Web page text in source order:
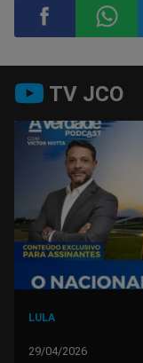
Compartilhar
no
Facebook
no
TV JCO
LULA
29/04/2026